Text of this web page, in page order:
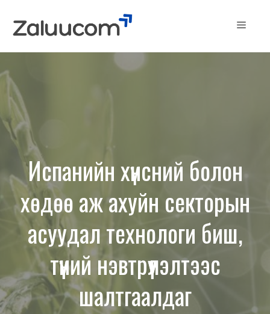
Menu
Испанийн хүнсний болон
хөдөө аж ахуйн секторын
асуудал технологи биш,
түүний нэвтрүүлэлтээс
шалтгаалдаг